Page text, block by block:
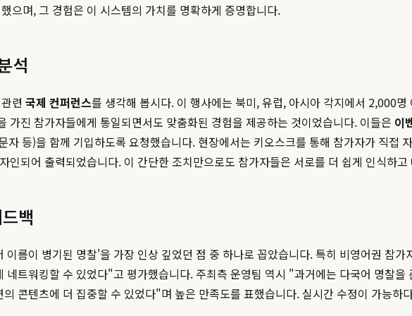
으며, 그 경험은 이 시스템의 가치를 명확하게 증명합니다.
석
련 국제 컨퍼런스를 생각해 봅시다. 이 행사에는 북미, 유럽, 아시아 각지에서 2,000
가진 참가자들에게 통일되면서도 맞춤화된 경험을 제공하는 것이었습니다. 이들은 이
자 등)을 함께 기입하도록 요청했습니다. 현장에서는 키오스크를 통해 참가자가 직접
인되어 출력되었습니다. 이 간단한 조치만으로도 참가자들은 서로를 더 쉽게 인식하
백
름이 병기된 명찰'을 가장 인상 깊었던 점 중 하나로 꼽았습니다. 특히 비영어권 참
네트워킹할 수 있었다"고 평가했습니다. 주최측 운영팀 역시 "과거에는 다국어 명찰
콘텐츠에 더 집중할 수 있었다"며 높은 만족도를 표했습니다. 실시간 수정이 가능